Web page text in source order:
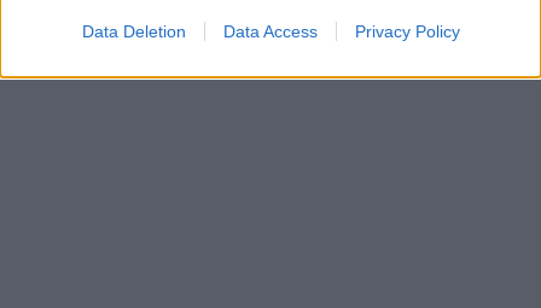
Data Deletion Data Access Privacy Policy